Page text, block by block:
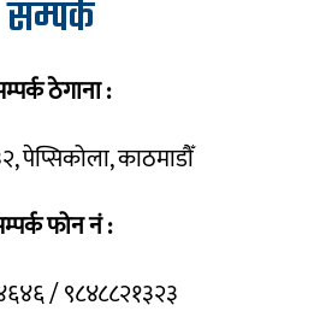
सम्पर्क
ठेगाना :
पेप्सिकोला, काठमाडौँ
फोन नं :
/ ९८४८८२१३२३